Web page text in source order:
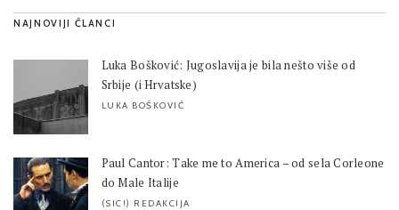
NAJNOVIJI ČLANCI
Luka Bošković: Jugoslavija je bila nešto više od
Srbije (i Hrvatske)
LUKA BOŠKOVIĆ
Paul Cantor: Take me to America – od sela Corleone
do Male Italije
(SIC!) REDAKCIJA